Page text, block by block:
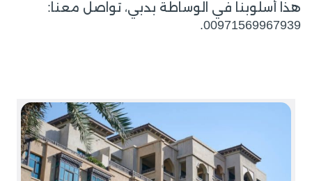
هذا أسلوبنا في الوساطة بدبي، تواصل معنا:
00971569967939.